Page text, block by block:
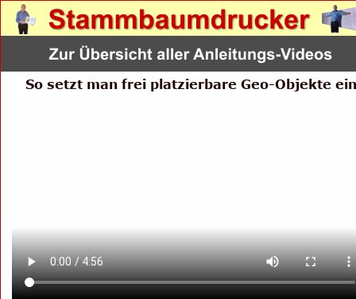
So setzt man frei platzierbare Geo-Objekte ein